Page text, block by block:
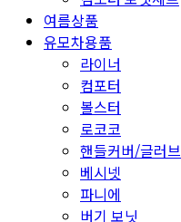
여름상품
유모차용품
라이너
컴포터
볼스터
로코코
핸들커버/글러브
베시넷
파니에
버기 보닛